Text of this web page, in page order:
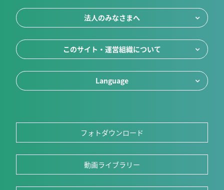
法人のみなさまへ
このサイト・運営組織について
Language
フォトダウンロード
動画ライブラリー